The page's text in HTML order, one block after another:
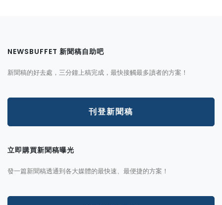
NEWSBUFFET 新聞稿自助吧
新聞稿的好去處，三分鐘上稿完成，最快接觸最多讀者的方案！
刊登新聞稿
立即購買新聞稿曝光
發一篇新聞稿透通到各大媒體的最快速、最便捷的方案！